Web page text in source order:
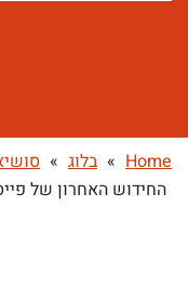
Home
» בלוג »
החידוש האחרון של